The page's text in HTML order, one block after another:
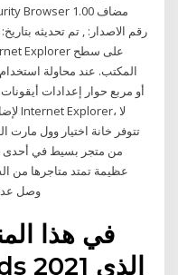
المكتب. عند محاولة
تتوفر خانة اختيار وول
من متجر بسيط في أحدى
عظيمة تمتد متاجرها من
وصل عدد
في هذا